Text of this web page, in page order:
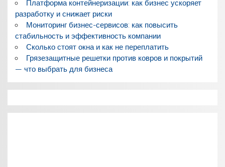
Платформа контейнеризации: как бизнес ускоряет
разработку и снижает риски
Мониторинг бизнес-сервисов: как повысить
стабильность и эффективность компании
Сколько стоят окна и как не переплатить
Грязезащитные решетки против ковров и покрытий
— что выбрать для бизнеса